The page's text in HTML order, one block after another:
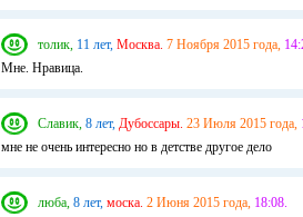
толик, 11 лет, Москва. 7 Ноября 2015 года,
Мне. Нравица.
Славик, 8 лет, Дубоссары. 23 Июля 2015 года,
мне не очень интересно но в детстве другое дело
люба, 8 лет, моска. 2 Июня 2015 года, 18:08.